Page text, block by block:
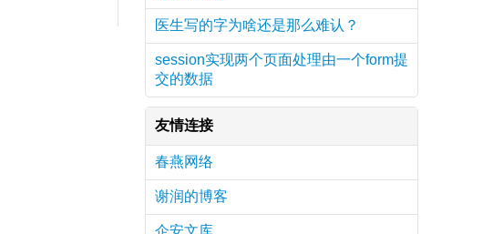
医生写的字为啥还是那么难认？
session实现两个页面处理由一个form提
交的数据
友情连接
春燕网络
谢润的博客
企安文库